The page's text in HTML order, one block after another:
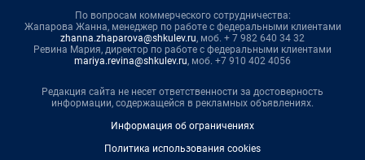
По вопросам коммерческого сотрудничества:
Жапарова Жанна, менеджер по работе с федеральными клиентами
zhanna.zhaparova@shkulev.ru, моб. + 7 982 640 34 32
Ревина Мария, директор по работе с федеральными клиентами
mariya.revina@shkulev.ru, моб. +7 910 402 4056
Редакция сайта не несет ответственности за достоверность
информации, содержащейся в рекламных объявлениях.
Информация об ограничениях
Политика использования cookies